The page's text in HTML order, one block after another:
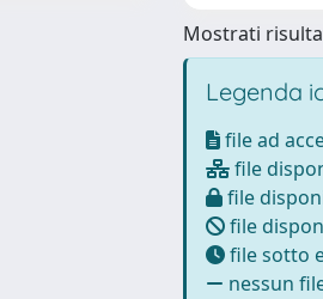
Mostrati
Legenda
file ad
file
file
file
file sotto
nessun